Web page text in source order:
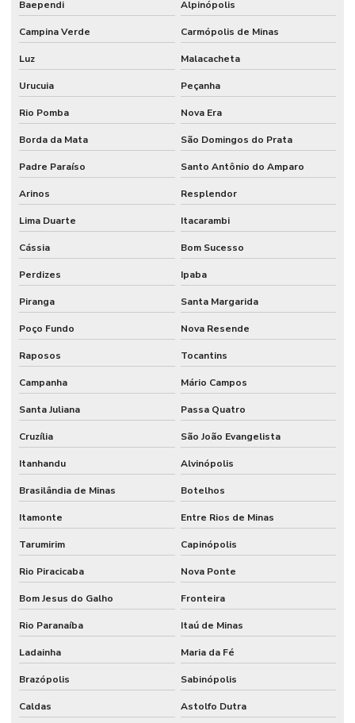
Baependi Alpinópolis
Campina Verde Carmópolis de Minas
Luz Malacacheta
Urucuia Peçanha
Rio Pomba Nova Era
Borda da Mata São Domingos do Prata
Padre Paraíso Santo Antônio do Amparo
Arinos Resplendor
Lima Duarte Itacarambi
Cássia Bom Sucesso
Perdizes Ipaba
Piranga Santa Margarida
Poço Fundo Nova Resende
Raposos Tocantins
Campanha Mário Campos
Santa Juliana Passa Quatro
Cruzília São João Evangelista
Itanhandu Alvinópolis
Brasilândia de Minas Botelhos
Itamonte Entre Rios de Minas
Tarumirim Capinópolis
Rio Piracicaba Nova Ponte
Bom Jesus do Galho Fronteira
Rio Paranaíba Itaú de Minas
Ladainha Maria da Fé
Brazópolis Sabinópolis
Caldas Astolfo Dutra